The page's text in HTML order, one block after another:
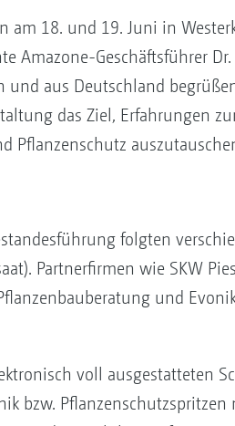
am 18. und 19. Juni in
Geschäftsführer Dr.
aus Deutschland
das Ziel, Erfahrungen
Pflanzenschutz
folgten
Partnerfirmen wie SKW
und
voll ausgestatteten
bzw. Pflanzenschutzspritzen